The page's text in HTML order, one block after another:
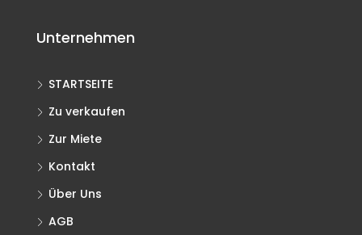
Unternehmen
STARTSEITE
Zu verkaufen
Zur Miete
Kontakt
Über Uns
AGB